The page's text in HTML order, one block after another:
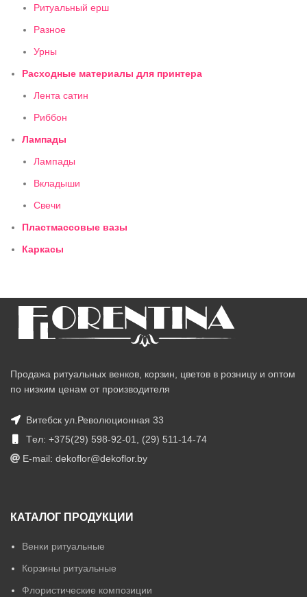
Ритуальный ерш
Разное
Урны
Расходные материалы для принтера
Лента сатин
Риббон
Лампады
Лампады
Вкладыши
Свечи
Пластмассовые вазы
Каркасы
Продажа ритуальных венков, корзин, цветов в розницу и оптом
по низким ценам от производителя
Витебск ул.Революционная 33
Tел: +375(29) 598-92-01, (29) 511-14-74
E-mail: dekoflor@dekoflor.by
КАТАЛОГ ПРОДУКЦИИ
Венки ритуальные
Корзины ритуальные
Флористические композиции